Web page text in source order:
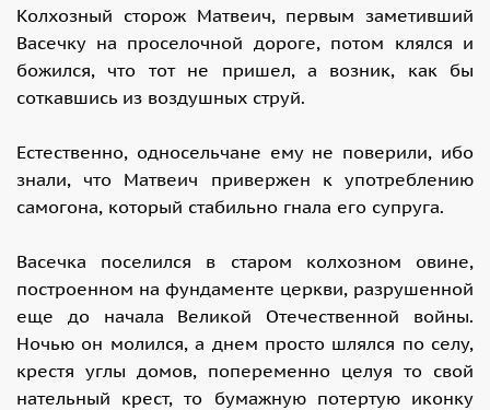
Колхозный сторож Матвеич, первым заметивший
Васечку на проселочной дороге, потом клялся и
божился, что тот не пришел, а возник, как бы
соткавшись из воздушных струй.
Естественно, односельчане ему не поверили, ибо
знали, что Матвеич привержен к употреблению
самогона, который стабильно гнала его супруга.
Васечка поселился в старом колхозном овине,
построенном на фундаменте церкви, разрушенной
еще до начала Великой Отечественной войны.
Ночью он молился, а днем просто шлялся по селу,
крестя углы домов, попеременно целуя то свой
нательный крест, то бумажную потертую иконку